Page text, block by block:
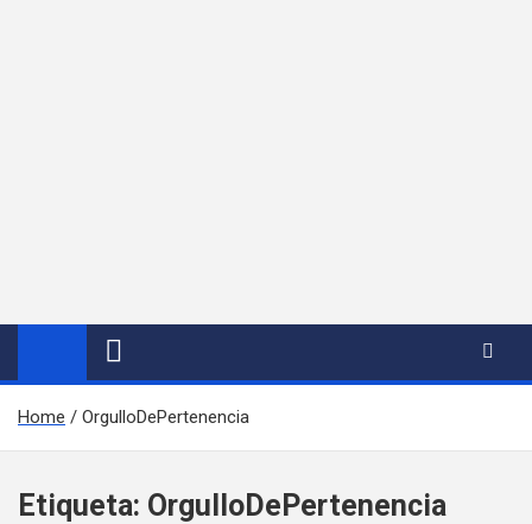
Home OrgulloDePertenencia
Etiqueta: OrgulloDePertenencia